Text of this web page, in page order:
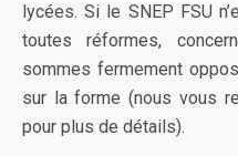
lycées. Si le SNEP FSU
toutes réformes,
sommes fermement
sur la forme (nous vous
pour plus de détails).